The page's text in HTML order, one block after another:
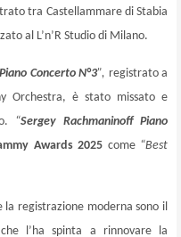
tra Castellammare di Stabia
al L’n’R Studio di Milano.
Concerto N°3”, registrato a
Orchestra, è stato missato e
“Sergey Rachmaninoff Piano
Awards 2025 come “Best
la registrazione moderna sono il
l’ha spinta a rinnovare la